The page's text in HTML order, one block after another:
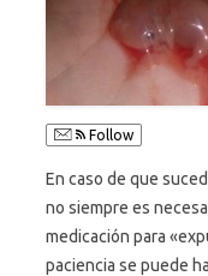
Follow
En caso de que
no siempre es
medicación para
paciencia se puede